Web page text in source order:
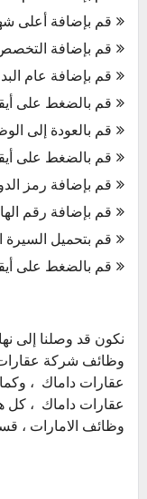
قم بإضافة أعلى
قم بإضافة
قم بإضافة عام
قم بالضغط على
قم بالعودة إلى
قم بالضغط على
قم بإضافة رمز
قم بإضافة رقم
قم بتحميل السيرة
قم بالضغط على
نكون قد وصلنا إلى
وظائف شركة
عقارات داماك ،
عقارات داماك ، كل
وظائف الامارات ،